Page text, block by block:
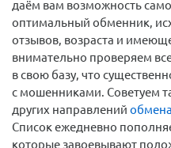
даём вам возможность
оптимальный обменник,
отзывов, возраста и
внимательно проверяем
в свою базу, что
с мошенниками. Советуем
других направлений
Список ежедневно
которые завоевывают